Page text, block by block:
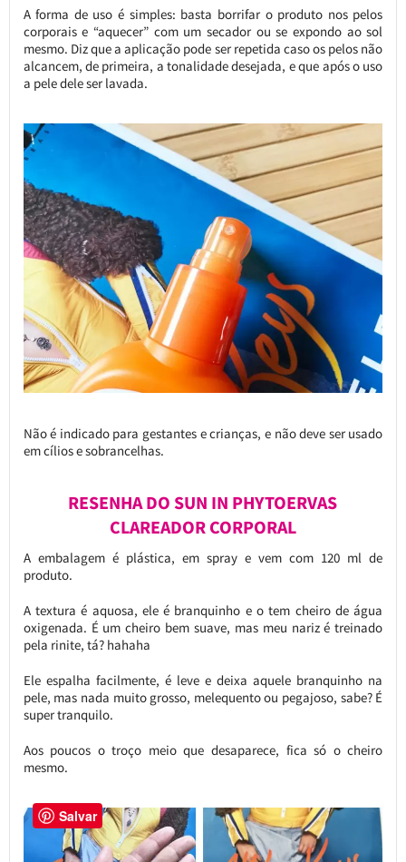
A forma de uso é simples: basta borrifar o produto nos pelos
corporais e “aquecer” com um secador ou se expondo ao sol
mesmo. Diz que a aplicação pode ser repetida caso os pelos não
alcancem, de primeira, a tonalidade desejada, e que após o uso
a pele dele ser lavada.
Não é indicado para gestantes e crianças, e não deve ser usado
em cílios e sobrancelhas.
RESENHA DO SUN IN PHYTOERVAS
CLAREADOR CORPORAL
A embalagem é plástica, em spray e vem com 120 ml de
produto.
A textura é aquosa, ele é branquinho e o tem cheiro de água
oxigenada. É um cheiro bem suave, mas meu nariz é treinado
pela rinite, tá? hahaha
Ele espalha facilmente, é leve e deixa aquele branquinho na
pele, mas nada muito grosso, melequento ou pegajoso, sabe? É
super tranquilo.
Aos poucos o troço meio que desaparece, fica só o cheiro
mesmo.
Salvar